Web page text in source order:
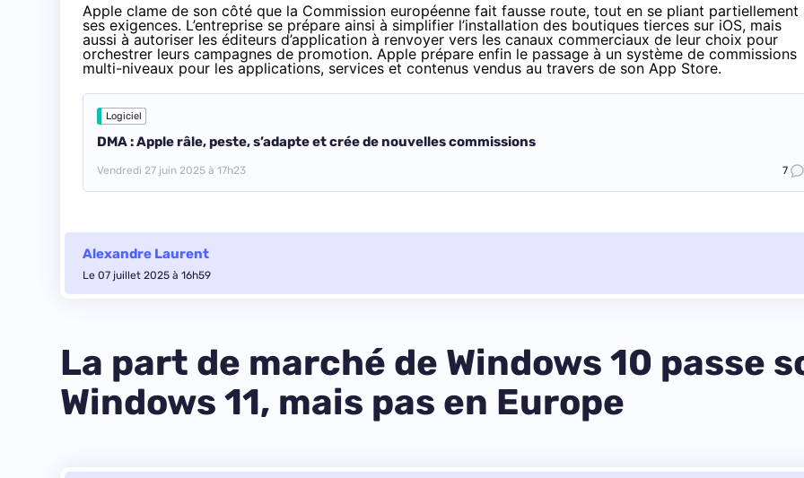
Apple clame de son côté que la Commission européenne fait fausse route, tout en se pliant partiellement
ses exigences. L’entreprise se prépare ainsi à simplifier l’installation des boutiques tierces sur iOS, mais
aussi à autoriser les éditeurs d’application à renvoyer vers les canaux commerciaux de leur choix pour
orchestrer leurs campagnes de promotion. Apple prépare enfin le passage à un système de commissions
multi-niveaux pour les applications, services et contenus vendus au travers de son App Store.
Logiciel
DMA : Apple râle, peste, s’adapte et crée de nouvelles commissions
Vendredi 27 juin 2025 à 17h23 7
Alexandre Laurent
Le 07 juillet 2025 à 16h59
La part de marché de Windows 10 passe
Windows 11, mais pas en Europe